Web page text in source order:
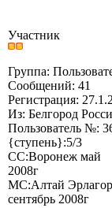
Участник
Группа:
Сообщений: 41
Регистрация:
Из: Белгород
Пользователь №:
{ступень}:5/3
СС:Воронеж май
2008г
МС:Алтай Эрлагор
сентябрь 2008г